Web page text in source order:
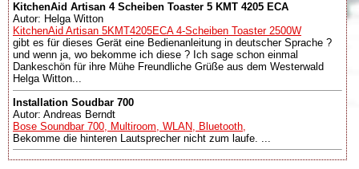
KitchenAid Artisan 4 Scheiben Toaster 5 KMT 4205 ECA
Autor: Helga Witton
KitchenAid Artisan 5KMT4205ECA 4-Scheiben Toaster 2500W
gibt es für dieses Gerät eine Bedienanleitung in deutscher Sprache ?
und wenn ja, wo bekomme ich diese ? Ich sage schon einmal
Dankeschön für ihre Mühe Freundliche Grüße aus dem Westerwald
Helga Witton...
Installation Soudbar 700
Autor: Andreas Berndt
Bose Soundbar 700, Multiroom, WLAN, Bluetooth,
Bekomme die hinteren Lautsprecher nicht zum laufe. ...